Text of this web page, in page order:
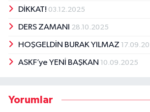
DİKKAT! 03.12.2025
DERS ZAMANI 28.10.2025
HOŞGELDİN BURAK YILMAZ
ASKF’ye YENİ BAŞKAN 10.09.2025
Yorumlar